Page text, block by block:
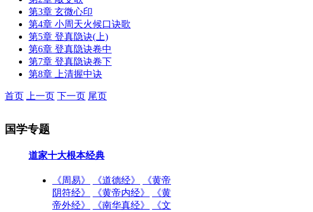
第3章 玄微心印
第4章 小周天火候口诀歌
第5章 登真隐诀(上)
第6章 登真隐诀卷中
第7章 登真隐诀卷下
第8章 上清握中诀
首页 上一页 下一页 尾页
国学专题
道家十大根本经典
《周易》 《道德经》
《黄帝
阴符经》
《黄帝内经》
《黄
帝外经》
《南华真经》
《文